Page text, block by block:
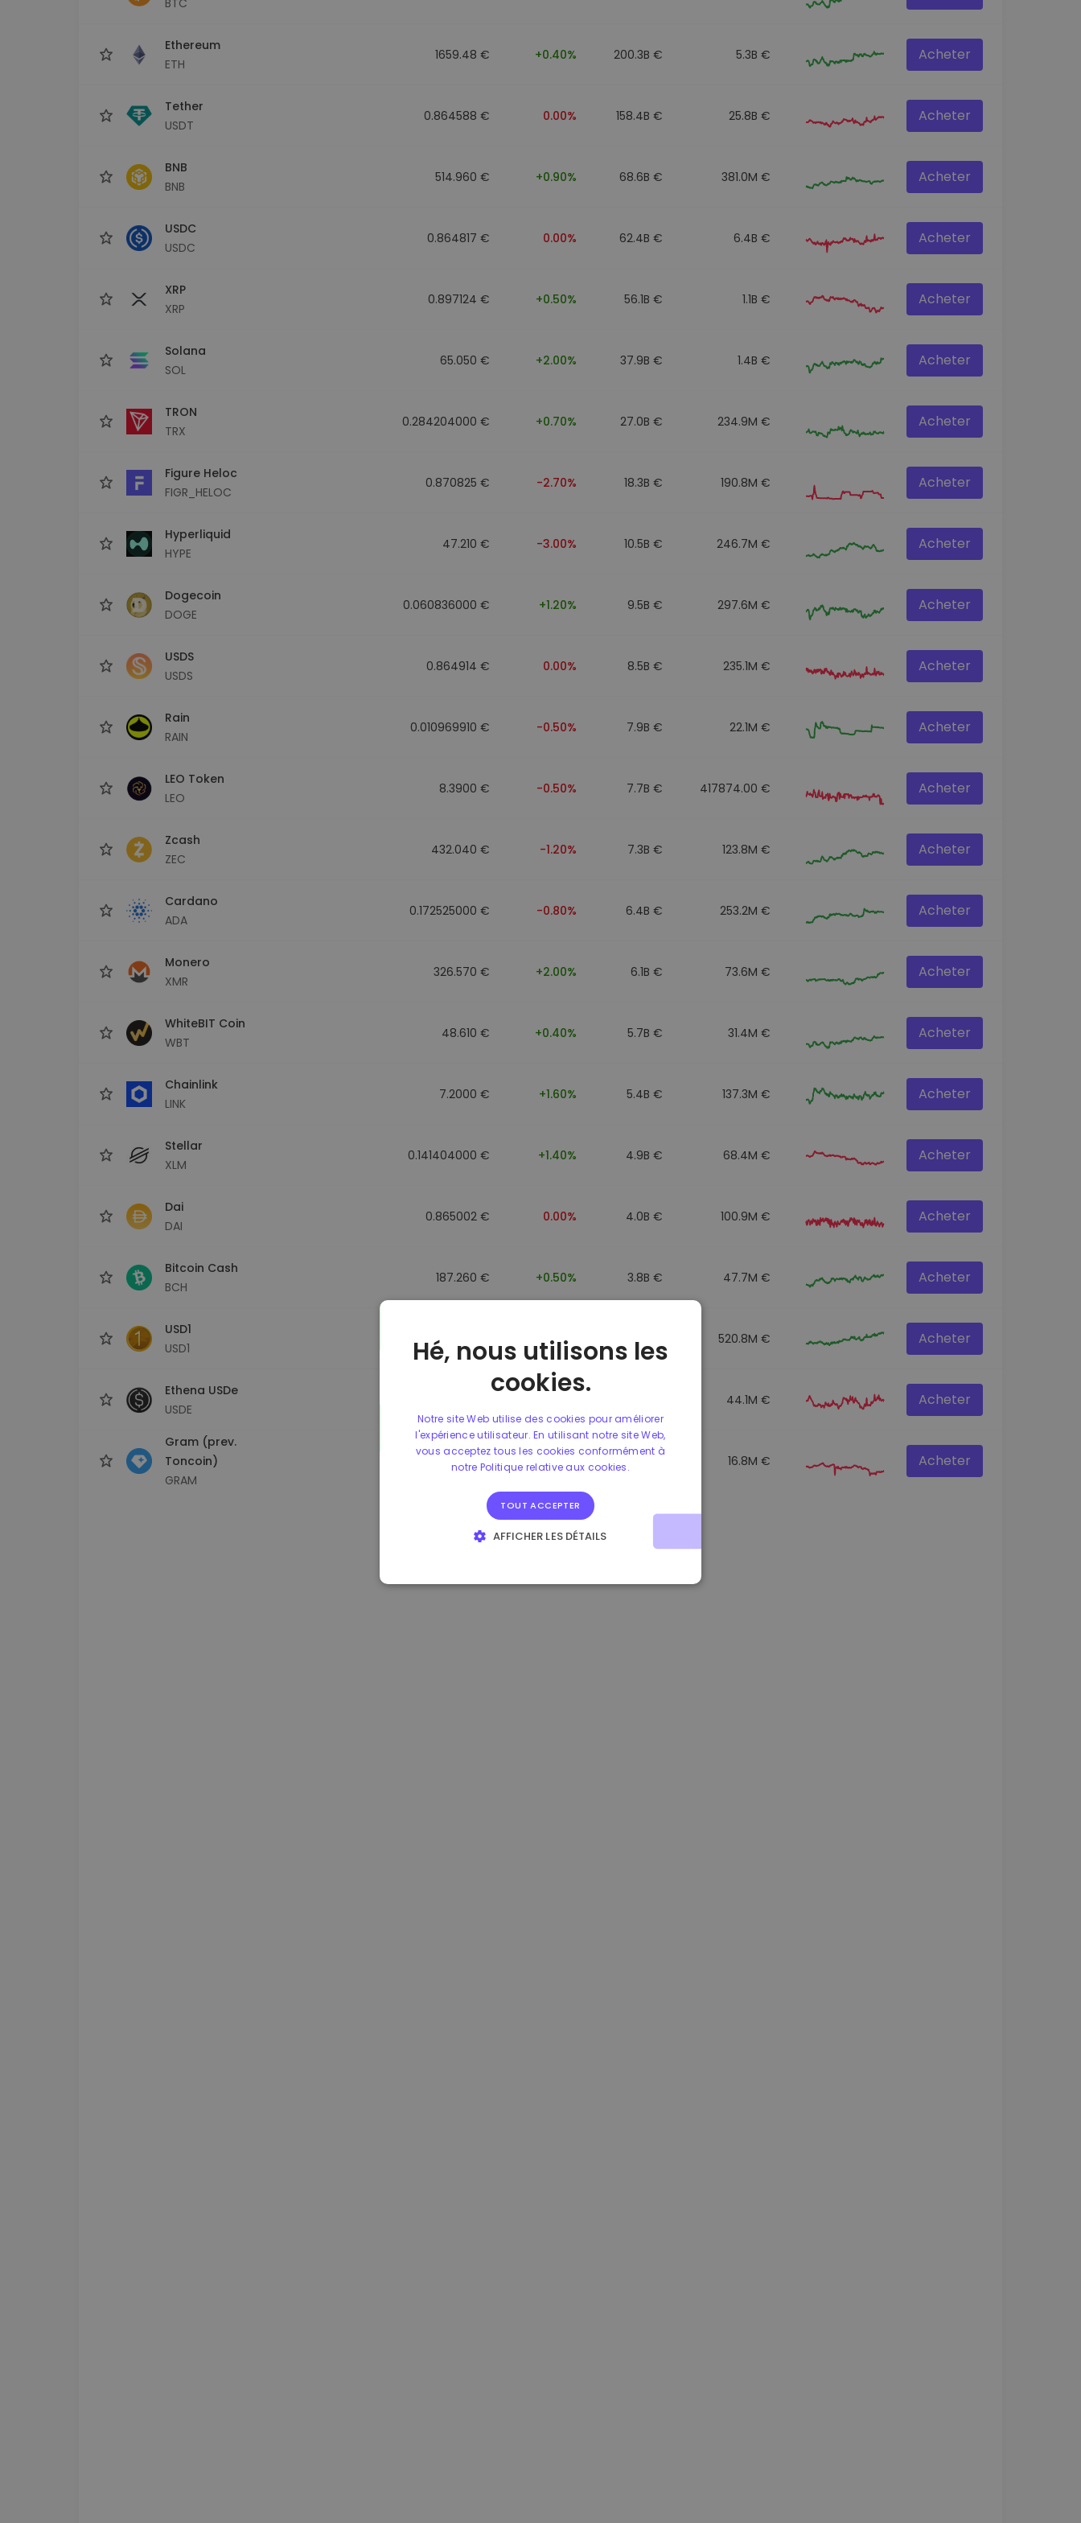
Ethereum
ETH
1659.48 € +0.40% 200.3B € 5.3B € Acheter
Tether
USDT
0.864588 € 0.00% 158.4B € 25.8B € Acheter
BNB
BNB
514.960 € +0.90% 68.6B € 381.0M € Acheter
USDC
USDC
0.864817 € 0.00% 62.4B € 6.4B € Acheter
XRP
XRP
0.897124 € +0.50% 56.1B € 1.1B € Acheter
Solana
SOL
65.050 € +2.00% 37.9B € 1.4B € Acheter
TRON
TRX
0.284204000 € +0.70% 27.0B € 234.9M € Acheter
Figure Heloc
FIGR_HELOC
0.870825 € -2.70% 18.3B € 190.8M € Acheter
Hyperliquid
HYPE
47.210 € -3.00% 10.5B € 246.7M € Acheter
Dogecoin
DOGE
0.060836000 € +1.20% 9.5B € 297.6M € Acheter
USDS
USDS
0.864914 € 0.00% 8.5B € 235.1M € Acheter
Rain
RAIN
0.010969910 € -0.50% 7.9B € 22.1M € Acheter
LEO Token
LEO
8.3900 € -0.50% 7.7B € 417874.00 € Acheter
Zcash
ZEC
432.040 € -1.20% 7.3B € 123.8M € Acheter
Cardano
ADA
0.172525000 € -0.80% 6.4B € 253.2M € Acheter
Monero
XMR
326.570 € +2.00% 6.1B € 73.6M € Acheter
WhiteBIT Coin
WBT
48.610 € +0.40% 5.7B € 31.4M € Acheter
Chainlink
LINK
7.2000 € +1.60% 5.4B € 137.3M € Acheter
Stellar
XLM
0.141404000 € +1.40% 4.9B € 68.4M € Acheter
Dai
DAI
0.865002 € 0.00% 4.0B € 100.9M € Acheter
Bitcoin Cash
BCH
187.260 € +0.50% 3.8B € 47.7M € Acheter
USD1
USD1
0.864902 € 0.00% 3.5B € 520.8M € Acheter
Ethena USDe
USDE
44.1M € Acheter
Gram (prev.
Toncoin)
GRAM
1.180000 € +1.90% 16.8M € Acheter
Hé, nous utilisons les
cookies.
Notre site Web utilise des cookies pour améliorer
l'expérience utilisateur. En utilisant notre site Web,
vous acceptez tous les cookies conformément à
notre Politique relative aux cookies.
TOUT ACCEPTER
AFFICHER LES DÉTAILS